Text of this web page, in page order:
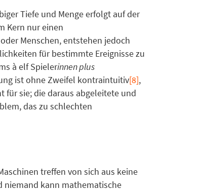
Tiefe und Menge erfolgt auf der
Kern nur einen
Menschen, entstehen jedoch
für bestimmte Ereignisse zu
à elf Spielerinnen plus
ist ohne Zweifel kontraintuitiv[8],
für sie; die daraus abgeleitete und
das zu schlechten
treffen von sich aus keine
niemand kann mathematische